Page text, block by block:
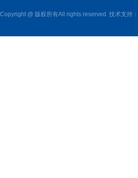
Copyright @ 版权所有All rights reserved. 技术支持：